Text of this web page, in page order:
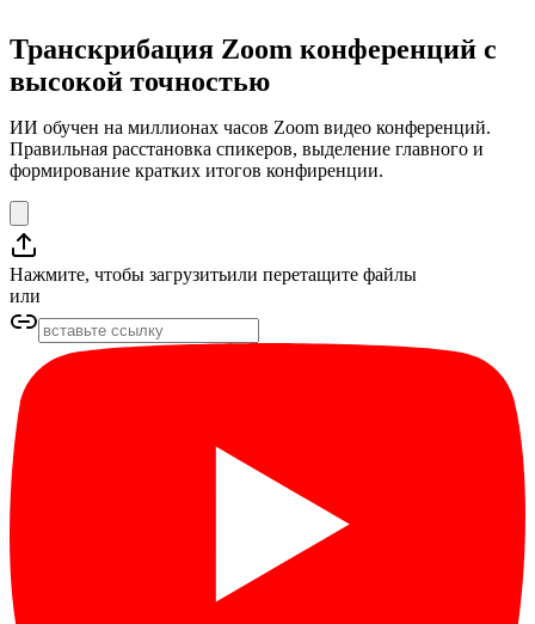
Транскрибация Zoom конференций с
высокой точностью
ИИ обучен на миллионах часов Zoom видео конференций.
Правильная расстановка спикеров, выделение главного и
формирование кратких итогов конфиренции.
Нажмите, чтобы загрузитьили перетащите файлы
или